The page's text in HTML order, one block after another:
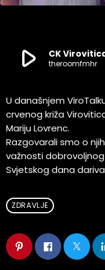
play_arrow CK
theroomfmhr
U današnjem
crvenog križa
Mariju Lovrenc.
Razgovarali smo o
važnosti
Svjetskog dana
ZDRAVLJE